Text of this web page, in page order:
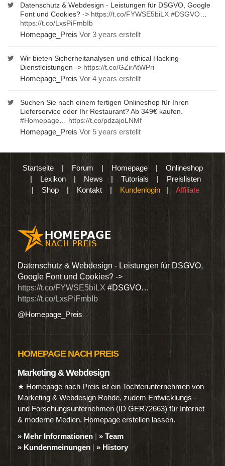
Datenschutz & Webdesign - Leistungen für DSGVO, Google
Font und Cookies? -> https://t.co/FYWSE5biLX #DSGVO
https://t.co/LxsPiFmbIb
Homepage_Preis Vor 3 years erstellt
Wir bieten Sicherheitanalysen und ethical Hacking-
Dienstleistungen -> https://t.co/GZirAtWPri
Homepage_Preis Vor 4 years erstellt
Suchen Sie nach einem fertigen Onlineshop für Ihren
Lieferservice oder Ihr Restaurant? Ab 349€ kaufen.
#Homepage
https://t.co/pdzajoLNMf
Homepage_Preis Vor 5 years erstellt
Startseite| Forum | Homepage| Onlineshop
| Lexikon |News | Tutorials | Preislisten
| Shop | Kontakt | Kundenlogin | Affiliate
Datenschutz & Webdesign - Leistungen für DSGVO,
Google Font und Cookies? ->
https://t.co/FYWSE5biLX #DSGVO…
https://t.co/LxsPiFmbIb
@Homepage_Preis
HOMEPAGE NACH PREIS
Marketing & Webdesign
★ Homepage nach Preis ist ein Tochterunternehmen von
Marketing & Webdesign Rohde, zudem Entwicklungs -
und Forschungsunternehmen (ID GER72663) für Internet
& moderne Medien. Homepage erstellen lassen.
» Mehr Informationen | » Team
» Kundenmeinungen | » History